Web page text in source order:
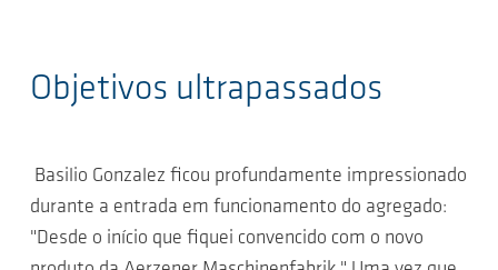
Objetivos ultrapassados
Basilio Gonzalez ficou profundamente impressionado
durante a entrada em funcionamento do agregado:
"Desde o início que fiquei convencido com o novo